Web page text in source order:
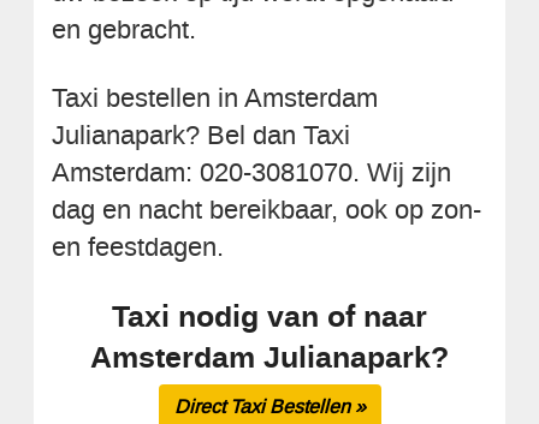
en gebracht.
Taxi bestellen in Amsterdam
Julianapark? Bel dan Taxi
Amsterdam: 020-3081070. Wij zijn
dag en nacht bereikbaar, ook op zon-
en feestdagen.
Taxi nodig van of naar
Amsterdam Julianapark?
Direct Taxi Bestellen »